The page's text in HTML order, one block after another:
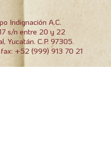
Indignación A.C.
s/n entre 20 y 22
Yucatán. C.P. 97305.
+52 (999) 913 70 21